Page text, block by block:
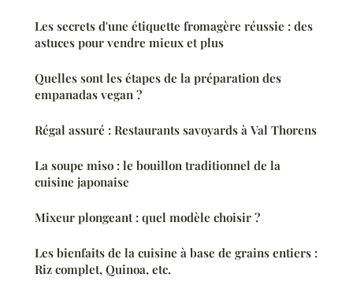
Les secrets d'une étiquette fromagère réussie : des
astuces pour vendre mieux et plus
Quelles sont les étapes de la préparation des
empanadas vegan ?
Régal assuré : Restaurants savoyards à Val Thorens
La soupe miso : le bouillon traditionnel de la
cuisine japonaise
Mixeur plongeant : quel modèle choisir ?
Les bienfaits de la cuisine à base de grains entiers :
Riz complet, Quinoa, etc.